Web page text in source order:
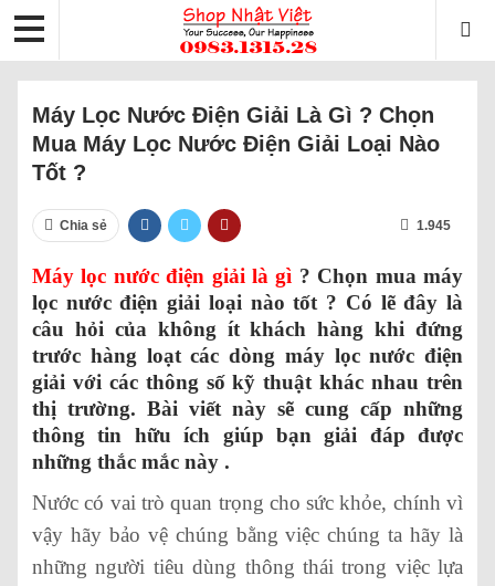
Máy Lọc Nước Điện Giải Là Gì ? Chọn
Mua Máy Lọc Nước Điện Giải Loại Nào
Tốt ?
Chia sẻ 1.945
Máy lọc nước điện giải là gì ? Chọn mua máy
lọc nước điện giải loại nào tốt ? Có lẽ đây là
câu hỏi của không ít khách hàng khi đứng
trước hàng loạt các dòng máy lọc nước điện
giải với các thông số kỹ thuật khác nhau trên
thị trường. Bài viết này sẽ cung cấp những
thông tin hữu ích giúp bạn giải đáp được
những thắc mắc này .
Nước có vai trò quan trọng cho sức khỏe, chính vì
vậy hãy bảo vệ chúng bằng việc chúng ta hãy là
những người tiêu dùng thông thái trong việc lựa